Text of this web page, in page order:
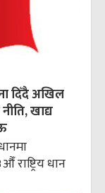
दिँदै अखिल
खाद्य
राष्ट्रिय धान